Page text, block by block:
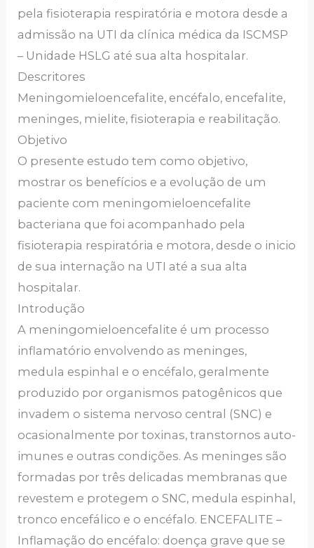
pela fisioterapia respiratória e motora desde a
admissão na UTI da clínica médica da ISCMSP
– Unidade HSLG até sua alta hospitalar.
Descritores
Meningomieloencefalite, encéfalo, encefalite,
meninges, mielite, fisioterapia e reabilitação.
Objetivo
O presente estudo tem como objetivo,
mostrar os benefícios e a evolução de um
paciente com meningomieloencefalite
bacteriana que foi acompanhado pela
fisioterapia respiratória e motora, desde o inicio
de sua internação na UTI até a sua alta
hospitalar.
Introdução
A meningomieloencefalite é um processo
inflamatório envolvendo as meninges,
medula espinhal e o encéfalo, geralmente
produzido por organismos patogênicos que
invadem o sistema nervoso central (SNC) e
ocasionalmente por toxinas, transtornos auto-
imunes e outras condições. As meninges são
formadas por três delicadas membranas que
revestem e protegem o SNC, medula espinhal,
tronco encefálico e o encéfalo. ENCEFALITE –
Inflamação do encéfalo: doença grave que se